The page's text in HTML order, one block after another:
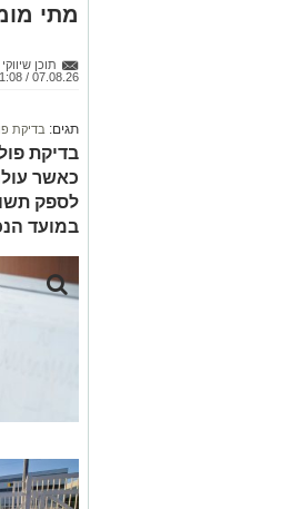
מתי
תוכן שיווקי
07.08.26 / 11:08
תגים: בדיקת
בדיקת
כאשר
לספק
במועד